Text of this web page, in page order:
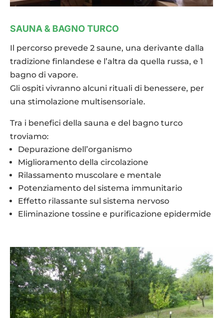
SAUNA & BAGNO TURCO
Il percorso prevede 2 saune, una derivante dalla
tradizione finlandese e l’altra da quella russa, e 1
bagno di vapore.
Gli ospiti vivranno alcuni rituali di benessere, per
una stimolazione multisensoriale.
Tra i benefici della sauna e del bagno turco
troviamo:
Depurazione dell’organismo
Miglioramento della circolazione
Rilassamento muscolare e mentale
Potenziamento del sistema immunitario
Effetto rilassante sul sistema nervoso
Eliminazione tossine e purificazione epidermide